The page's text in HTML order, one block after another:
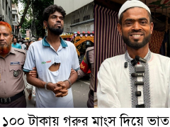
১০০ টাকায় গরুর মাংস দিয়ে ভাত